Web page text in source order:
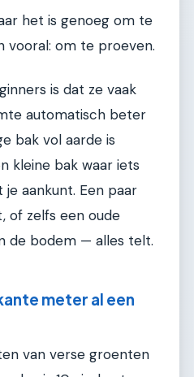
het is genoeg om te
vooral: om te proeven.
is dat ze vaak
automatisch beter
bak vol aarde is
kleine bak waar iets
aankunt. Een paar
of zelfs een oude
de bodem — alles telt.
meter al een
van verse groenten